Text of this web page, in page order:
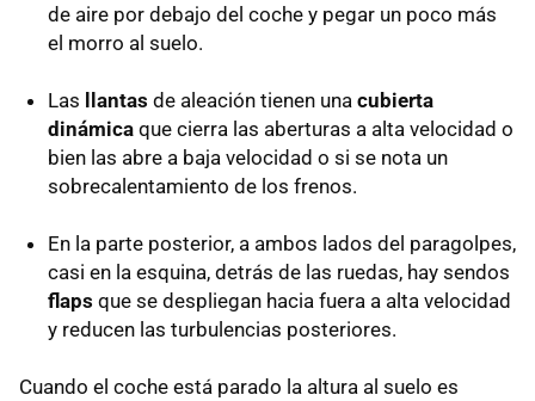
de aire por debajo del coche y pegar un poco más
el morro al suelo.
Las llantas de aleación tienen una cubierta
dinámica que cierra las aberturas a alta velocidad o
bien las abre a baja velocidad o si se nota un
sobrecalentamiento de los frenos.
En la parte posterior, a ambos lados del paragolpes,
casi en la esquina, detrás de las ruedas, hay sendos
flaps que se despliegan hacia fuera a alta velocidad
y reducen las turbulencias posteriores.
Cuando el coche está parado la altura al suelo es